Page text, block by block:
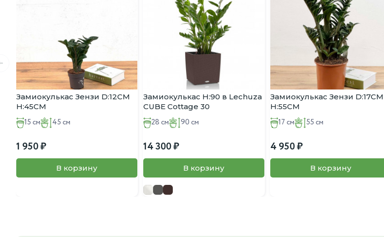
Замиокулькас Зензи D:12CM
H:45CM
15 см 45 см
1 950
В корзину
Замиокулькас H:90 в Lechuza
CUBE Cottage 30
28 см 90 см
14 300
В корзину
Замиокулькас Зензи D:17CM
H:55CM
17 см 55 см
4 950
В корзину